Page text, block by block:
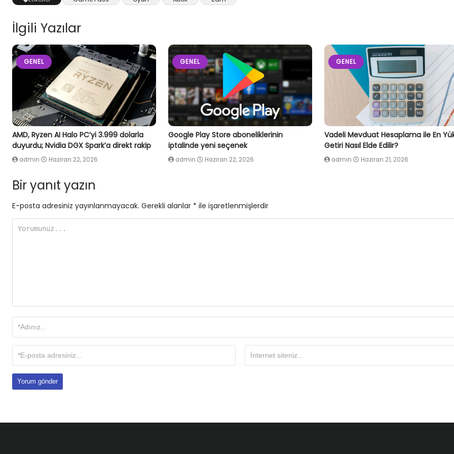
İlgili Yazılar
GENEL
AMD, Ryzen AI Halo PC’yi 3.999 dolarla
duyurdu; Nvidia DGX Spark’a direkt rakip
admin Haziran 22, 2026
GENEL
Google Play Store aboneliklerinin
iptalinde yeni seçenek
admin Haziran 22, 2026
GENEL
Vadeli Mevduat Hesaplama ile En
Getiri Nasıl Elde Edilir?
admin Haziran 21, 2026
Bir yanıt yazın
E-posta adresiniz yayınlanmayacak. Gerekli alanlar * ile işaretlenmişlerdir